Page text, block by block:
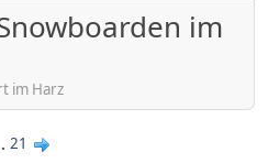
im
im Harz
21